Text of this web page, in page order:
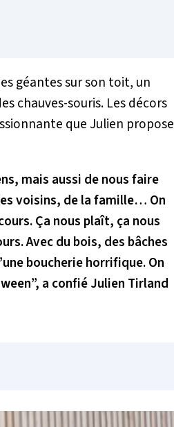
géantes sur son toit, un
chauves-souris. Les décors
que Julien propose
mais aussi de nous faire
voisins, de la famille… On
Ça nous plaît, ça nous
Avec du bois, des bâches
boucherie horrifique. On
a confié Julien Tirland